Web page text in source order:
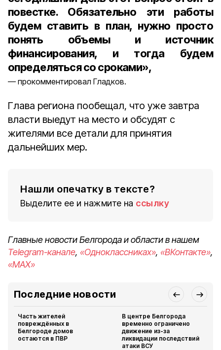
повестке. Обязательно эти работы
будем ставить в план, нужно просто
понять объемы и источник
финансирования, и тогда будем
определяться со сроками»,
прокомментировал Гладков.
Глава региона пообещал, что уже завтра
власти выедут на место и обсудят с
жителями все детали для принятия
дальнейших мер.
Нашли опечатку в тексте?
Выделите ее и нажмите на ссылку
Главные новости Белгорода и области в нашем
Telegram-канале, «Одноклассниках», «ВКонтакте»,
«MAX»
Последние новости
Часть жителей
повреждённых в
Белгороде домов
остаются в ПВР
В центре Белгорода
временно ограничено
движение из-за
ликвидации последствий
атаки ВСУ